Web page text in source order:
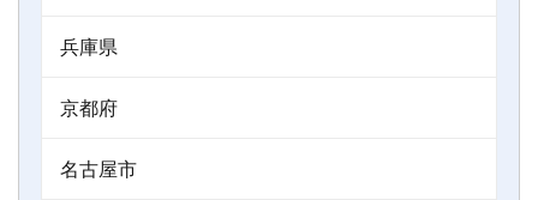
兵庫県
京都府
名古屋市